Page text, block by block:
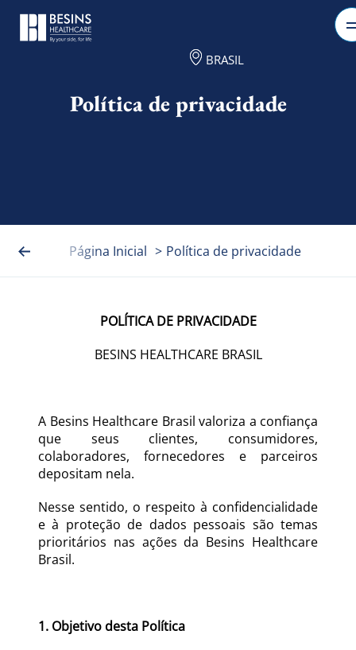
BRASIL
Política de privacidade
Página Inicial > Política de privacidade
POLÍTICA DE PRIVACIDADE
BESINS HEALTHCARE BRASIL
A Besins Healthcare Brasil valoriza a confiança
que seus clientes, consumidores,
colaboradores, fornecedores e parceiros
depositam nela.
Nesse sentido, o respeito à confidencialidade
e à proteção de dados pessoais são temas
prioritários nas ações da Besins Healthcare
Brasil.
1. Objetivo desta Política